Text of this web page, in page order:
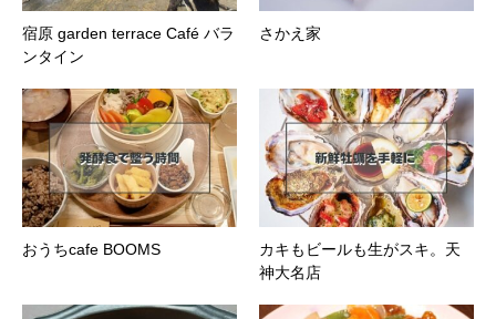
宿原 garden terrace Café バラ
ンタイン
さかえ家
おうちcafe BOOMS
カキもビールも生がスキ。天
神大名店